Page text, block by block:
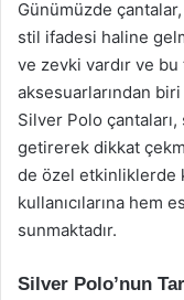
Günümüzde
stil ifadesi haline
ve zevki vardır ve bu
aksesuarlarından
Silver Polo
getirerek dikkat
de özel etkinliklerde
kullanıcılarına hem
sunmaktadır.
Silver Polo’nun